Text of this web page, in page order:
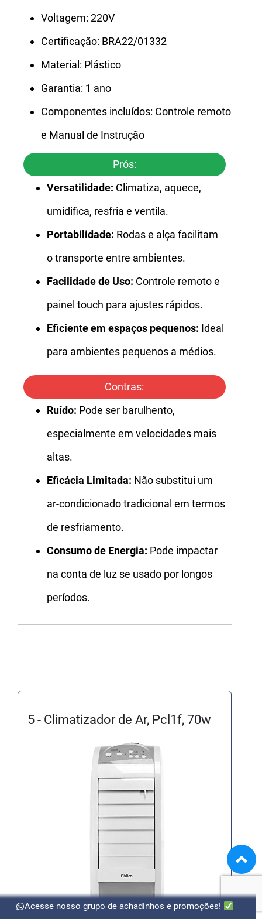
Acesse nosso grupo de achadinhos e promoções!
Voltagem: 220V
Certificação: BRA22/01332
Material: Plástico
Garantia: 1 ano
Componentes incluídos: Controle remoto
e Manual de Instrução
Prós:
Versatilidade: Climatiza, aquece,
umidifica, resfria e ventila.
Portabilidade: Rodas e alça facilitam
o transporte entre ambientes.
Facilidade de Uso: Controle remoto e
painel touch para ajustes rápidos.
Eficiente em espaços pequenos: Ideal
para ambientes pequenos a médios.
Contras:
Ruído: Pode ser barulhento,
especialmente em velocidades mais
altas.
Eficácia Limitada: Não substitui um
ar-condicionado tradicional em termos
de resfriamento.
Consumo de Energia: Pode impactar
na conta de luz se usado por longos
períodos.
5 - Climatizador de Ar, Pcl1f, 70w